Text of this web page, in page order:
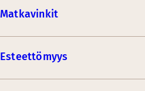
Matkavinkit
Esteettömyys